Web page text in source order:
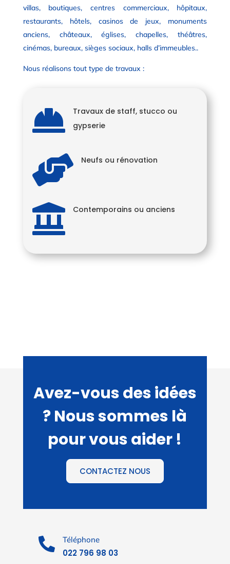
villas, boutiques, centres commerciaux, hôpitaux,
restaurants, hôtels, casinos de jeux, monuments
anciens, châteaux, églises, chapelles, théâtres,
cinémas, bureaux, sièges sociaux, halls d’immeubles..
Nous réalisons tout type de travaux :

Travaux de staff, stucco ou
gypserie
 Neufs ou rénovation
 Contemporains ou anciens
Avez-vous des idées
? Nous sommes là
pour vous aider !
CONTACTEZ NOUS
 Téléphone
022 796 98 03